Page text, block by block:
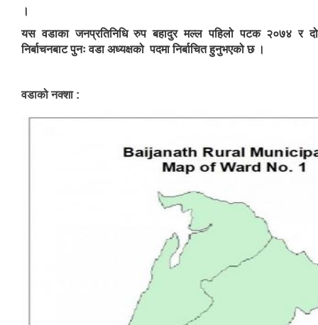
।
यस वडाका जनप्रतिनिधि रुप बहादुर मल्ल पहिलो पटक २०७४ र
निर्बाचनबाट पुनः वडा अध्यक्षको पदमा निर्बाचित हुनुभएको छ ।
वडाको नक्शा :